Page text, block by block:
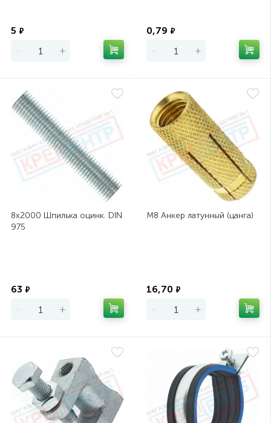
5 ₽
- +
0,79 ₽
- +
8х2000 Шпилька оцинк. DIN
975
63 ₽
- +
М8 Анкер латунный (цанга)
16,70 ₽
- +